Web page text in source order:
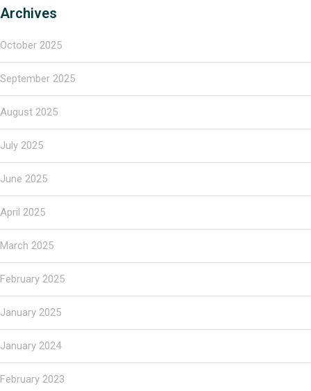
Archives
October 2025
September 2025
August 2025
July 2025
June 2025
April 2025
March 2025
February 2025
January 2025
January 2024
February 2023